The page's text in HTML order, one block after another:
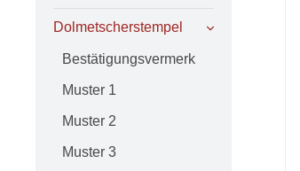
Dolmetscherstempel
Bestätigungsvermerk
Muster 1
Muster 2
Muster 3